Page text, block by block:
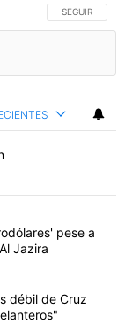
SIGA ESTA
SEGUIR
en los
rechazado
pese a